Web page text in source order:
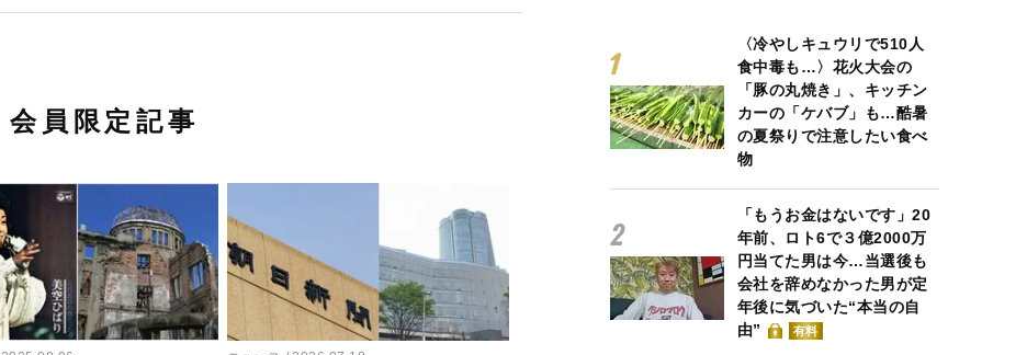
会員限定記事
〈冷やしキュウリで510人
食中毒も…〉花火大会の
「豚の丸焼き」、キッチン
カーの「ケバブ」も…酷暑
の夏祭りで注意したい食べ
物
「もうお金はないです」20
年前、ロト6で３億2000万
円当てた男は今…当選後も
会社を辞めなかった男が定
年後に気づいた“本当の自
由”
有料